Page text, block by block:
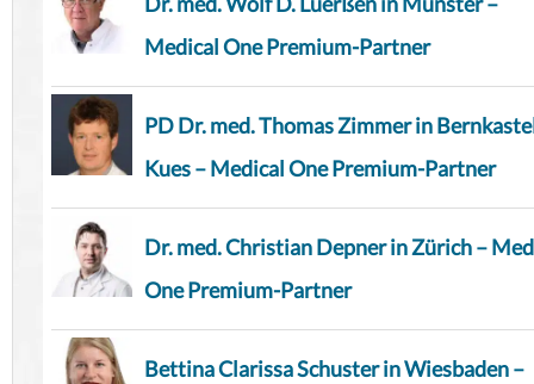
Medical One Premium-Partner
PD Dr. med. Thomas Zimmer in
Kues – Medical One Premium-Partner
Dr. med. Christian Depner in Zürich –
One Premium-Partner
Bettina Clarissa Schuster in Wiesbaden –